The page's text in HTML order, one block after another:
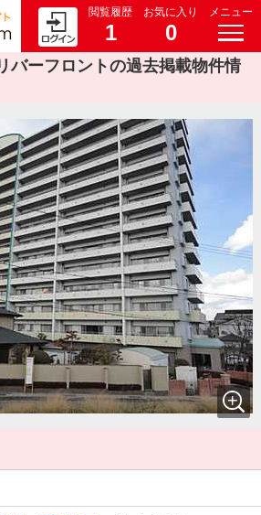
閲覧履歴
1
お気に入り
0
メニュー
バーフロントの過去掲載物件情